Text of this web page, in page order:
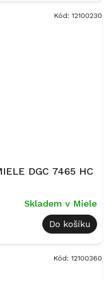
DGC 7465 HC
Skladem v Miele
Do košíku
Kód: 12100230
Kód: 12100360